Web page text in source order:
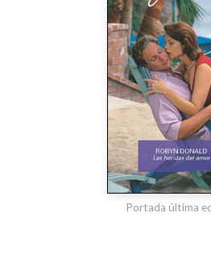
Portada última